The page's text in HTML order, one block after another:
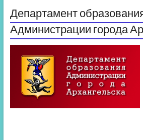
Департамент
Администрации города